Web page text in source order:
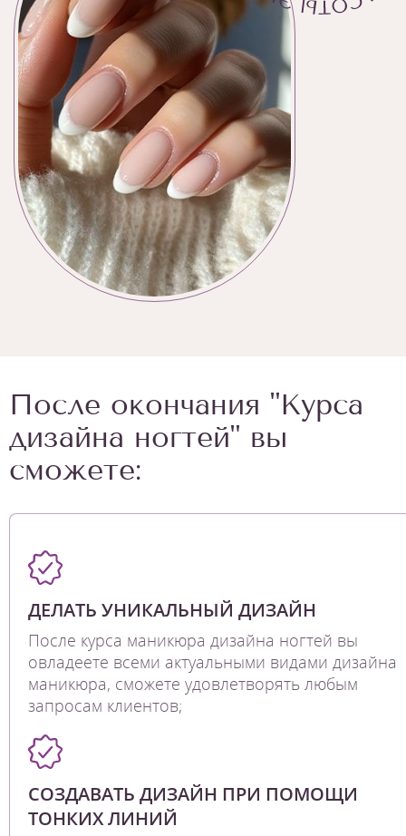
После окончания "Курса
дизайна ногтей" вы
сможете:
ДЕЛАТЬ УНИКАЛЬНЫЙ ДИЗАЙН
После курса маникюра дизайна ногтей вы
овладеете всеми актуальными видами дизайна
маникюра, сможете удовлетворять любым
запросам клиентов;
СОЗДАВАТЬ ДИЗАЙН ПРИ ПОМОЩИ
ТОНКИХ ЛИНИЙ